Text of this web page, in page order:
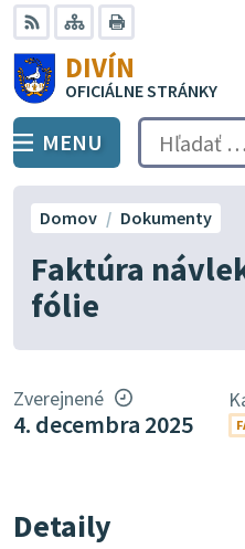
Preskočiť
na
obsah
RSS Mapa
DIVÍN
OFICIÁLNE STRÁNKY
PREPNÚŤ
MENU Hľadať:
Faktúra
fólie
Domov Dokumenty
Zverejnené
4. decembra 2025
Detaily